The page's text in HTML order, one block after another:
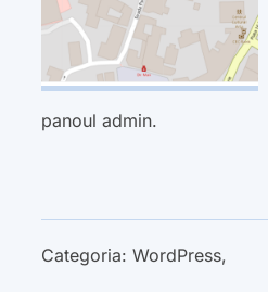
panoul admin.
Categoria: WordPress,